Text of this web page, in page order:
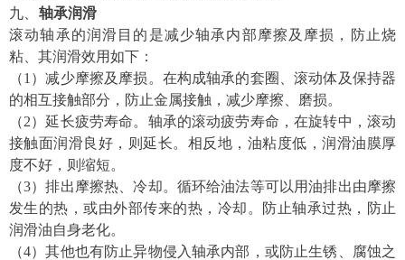
九、 轴承润滑
滚动轴承的润滑目的是减少轴承内部摩擦及摩损，防止烧
粘、其润滑效用如下：
（1 ）减少摩擦及摩损。在构成轴承的套圈、滚动体及保持器
的相互接触部分，防止金属接触，减少摩擦、磨损。
（2）延长疲劳寿命。轴承的滚动疲劳寿命，在旋转中，滚动
接触面润滑良好，则延长。相反地，油粘度低，润滑油膜厚
度不好，则缩短。
（3）排出摩擦热、冷却。循环给油法等可以用油排出由摩擦
发生的热，或由外部传来的热，冷却。防止轴承过热，防止
润滑油自身老化。
（4）其他也有防止异物侵入轴承内部，或防止生锈、腐蚀之